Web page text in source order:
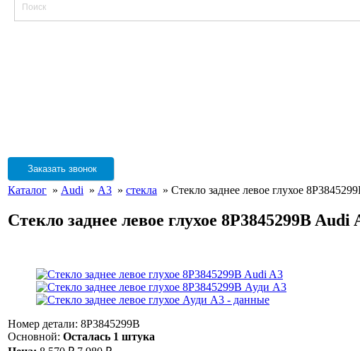
Заказать звонок
Каталог » Audi » A3 » стекла » Стекло заднее левое глухое
Стекло заднее левое глухое 8P3845299B Audi
Номер детали: 8P3845299B
Основной: Осталась 1 штука